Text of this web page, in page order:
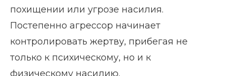
похищении или угрозе насилия.
Постепенно агрессор начинает
контролировать жертву, прибегая не
только к психическому, но и к
физическому насилию.